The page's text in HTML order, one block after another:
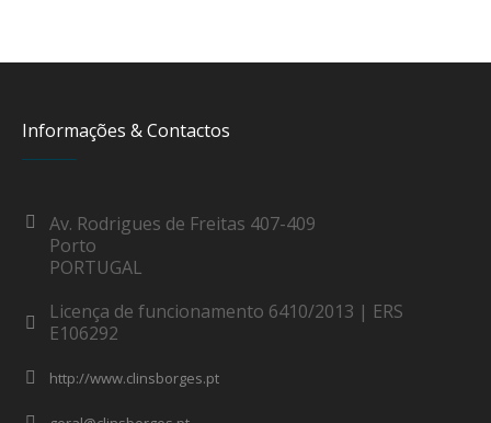
Informações & Contactos
Av. Rodrigues de Freitas 407-409
Porto
PORTUGAL
Licença de funcionamento 6410/2013 | ERS
E106292
http://www.clinsborges.pt